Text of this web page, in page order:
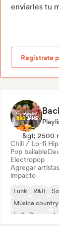
enviarles tu
Regístrate
&gt; 2500
Chill / Lo-fi
Pop bailable
Electropop
Agregar
impacto
Funk R&B
Música country
Indie Dance